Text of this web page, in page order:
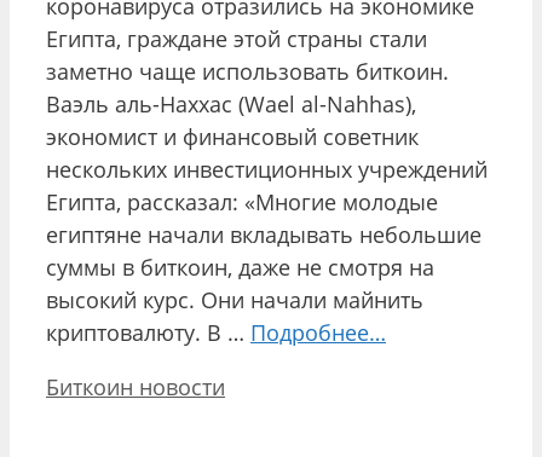
Египта, граждане этой страны стали
заметно чаще использовать биткоин.
Ваэль аль-Наххас (Wael al-Nahhas),
экономист и финансовый советник
нескольких инвестиционных учреждений
Египта, рассказал: «Многие молодые
египтяне начали вкладывать небольшие
суммы в биткоин, даже не смотря на
высокий курс. Они начали майнить
криптовалюту. В … Подробнее…
Рубрики
Биткоин новости